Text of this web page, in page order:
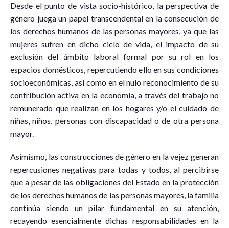
Desde el punto de vista socio-histórico, la perspectiva de
género juega un papel transcendental en la consecución de
los derechos humanos de las personas mayores, ya que las
mujeres sufren en dicho ciclo de vida, el impacto de su
exclusión del ámbito laboral formal por su rol en los
espacios domésticos, repercutiendo ello en sus condiciones
socioeconómicas, así como en el nulo reconocimiento de su
contribución activa en la economía, a través del trabajo no
remunerado que realizan en los hogares y/o el cuidado de
niñas, niños, personas con discapacidad o de otra persona
mayor.
Asimismo, las construcciones de género en la vejez generan
repercusiones negativas para todas y todos, al percibirse
que a pesar de las obligaciones del Estado en la protección
de los derechos humanos de las personas mayores, la familia
continúa siendo un pilar fundamental en su atención,
recayendo esencialmente dichas responsabilidades en la